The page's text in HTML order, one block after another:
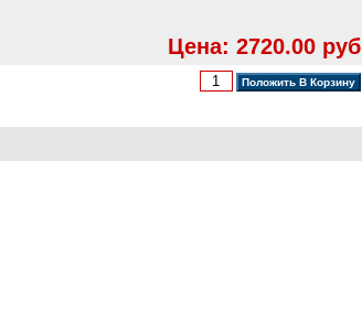
Цена: 2720.00 руб